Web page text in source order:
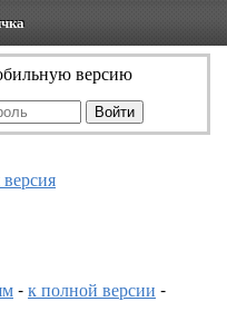
версию
-к полной версии -